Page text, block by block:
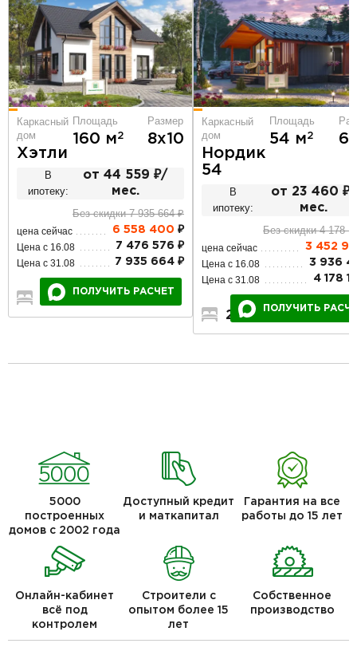
Каркасный
дом
Хэтли
Площадь
160 м2
Размер
8х10
В
ипотеку:
от 44 559 ₽/
мес.
Без скидки 7 935 664 ₽
цена сейчас 6 558 400 ₽
Цена с 16.08 7 476 576 ₽
Цена с 31.08 7 935 664 ₽
4
ПОЛУЧИТЬ РАСЧЕТ
Каркасный
дом
Нордик
54
Площадь
54 м2
В
ипотеку:
от 23 460 ₽/
мес.
Без скидки 4 178
цена сейчас 3 452
Цена с 16.08 3 936
Цена с 31.08 4 178
2
ПОЛУЧИТЬ
5000
построенных
домов с 2002 года
Доступный кредит
и маткапитал
Гарантия на все
работы до 15 лет
Онлайн-кабинет
всё под
контролем
Строители с
опытом более 15
лет
Собственное
производство